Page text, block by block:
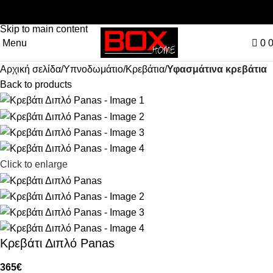
Skip to main content
Menu
0 0
Αρχική σελίδα Υπνοδωμάτιο Κρεβάτια Υφασμάτινα κρεβάτια
Back to products
Click to enlarge
Κρεβάτι Διπλό Panas
365€